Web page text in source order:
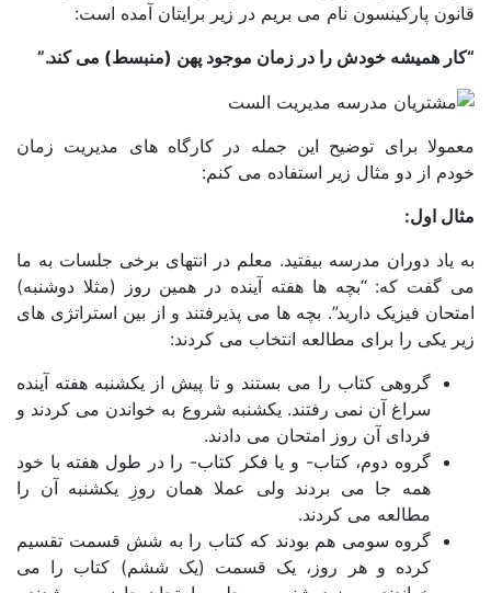
پارکینسون نام می بریم در زیر برایتان آمده است:
همیشه خودش را در زمان موجود پهن (منبسط) می کند.”
برای توضیح این جمله در کارگاه های مدیریت زمان
از دو مثال زیر استفاده می کنم:
اول:
یاد دوران مدرسه بیفتید. معلم در انتهای برخی جلسات به ما
گفت که: “بچه ها هفته آینده در همین روز (مثلا دوشنبه)
فیزیک دارید”. بچه ها می پذیرفتند و از بین استراتژی های
یکی را برای مطالعه انتخاب می کردند:
گروهی کتاب را می بستند و تا پیش از یکشنبه هفته آینده
سراغ آن نمی رفتند. یکشنبه شروع به خواندن می کردند و
فردای آن روز امتحان می دادند.
گروه دوم، کتاب- و یا فکر کتاب- را در طول هفته با خود
همه جا می بردند ولی عملا همان روزِ یکشنبه آن را
مطالعه می کردند.
گروه سومی هم بودند که کتاب را به شش قسمت تقسیم
کرده و هر روز، یک قسمت (یک ششم) کتاب را می